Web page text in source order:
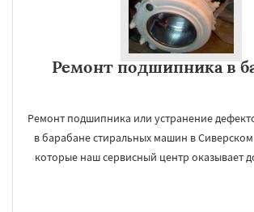
Ремонт подшипника в
Ремонт подшипника или устранение
в барабане стиральных машин в Сиверском
которые наш сервисный центр оказывает